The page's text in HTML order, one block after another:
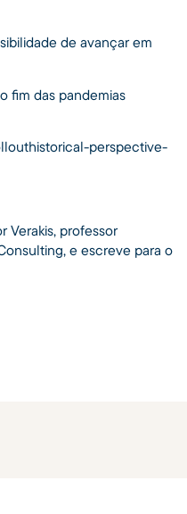
de avançar em
fim das pandemias
perspective-
Verakis, professor
e escreve para o